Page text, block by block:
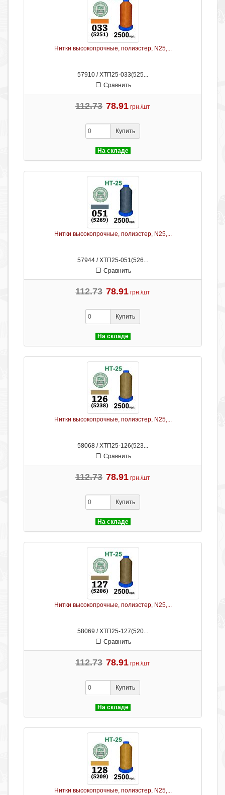
Нитки высокопрочные, полиэстер, N25,...
57910 / ХТП25-033(525...
Сравнить
112.73 78.91 грн./шт
Купить
На складе
Нитки высокопрочные, полиэстер, N25,...
57944 / ХТП25-051(526...
Сравнить
112.73 78.91 грн./шт
Купить
На складе
Нитки высокопрочные, полиэстер, N25,...
58068 / ХТП25-126(523...
Сравнить
112.73 78.91 грн./шт
Купить
На складе
Нитки высокопрочные, полиэстер, N25,...
58069 / ХТП25-127(520...
Сравнить
112.73 78.91 грн./шт
Купить
На складе
Нитки высокопрочные, полиэстер, N25,...